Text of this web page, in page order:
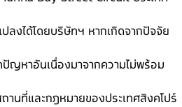
ลงได้โดยบริษัทฯ หากเกิดจากปัจจัย
ปัญหาอันเนื่องมาจากความไม่พร้อม
านที่และกฎหมายของประเทศสิงคโปร์